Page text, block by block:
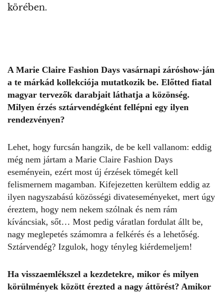
körében.
A Marie Claire Fashion Days vasárnapi záróshow-ján
a te márkád kollekciója mutatkozik be. Előtted fiatal
magyar tervezők darabjait láthatja a közönség.
Milyen érzés sztárvendégként fellépni egy ilyen
rendezvényen?
Lehet, hogy furcsán hangzik, de be kell vallanom: eddig
még nem jártam a Marie Claire Fashion Days
eseményein, ezért most új érzések tömegét kell
felismernem magamban. Kifejezetten kerültem eddig az
ilyen nagyszabású közösségi divateseményeket, mert úgy
éreztem, hogy nem nekem szólnak és nem rám
kíváncsiak, sőt… Most pedig váratlan fordulat állt be,
nagy meglepetés számomra a felkérés és a lehetőség.
Sztárvendég? Izgulok, hogy tényleg kiérdemeljem!
Ha visszaemlékszel a kezdetekre, mikor és milyen
körülmények között érezted a nagy áttörést? Amikor